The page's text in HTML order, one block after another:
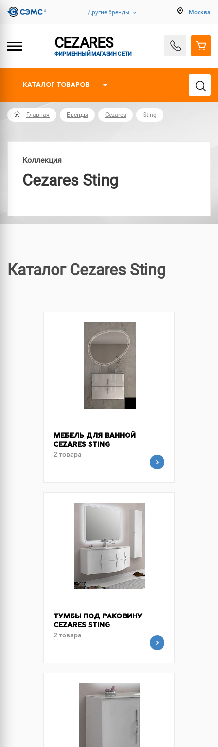
Другие бренды Москва
CEZARES
ФИРМЕННЫЙ МАГАЗИН СЕТИ
КАТАЛОГ ТОВАРОВ
Главная Бренды Cezares Sting
Коллекция
Cezares Sting
Каталог Cezares Sting
МЕБЕЛЬ ДЛЯ ВАННОЙ
CEZARES STING
2 товара
ТУМБЫ ПОД РАКОВИНУ
CEZARES STING
2 товара